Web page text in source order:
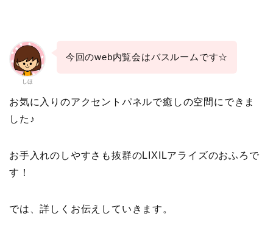
しほ
今回のweb内覧会はバスルームです☆
お気に入りのアクセントパネルで癒しの空間にできま
した♪
お手入れのしやすさも抜群のLIXILアライズのおふろで
す！
では、詳しくお伝えしていきます。